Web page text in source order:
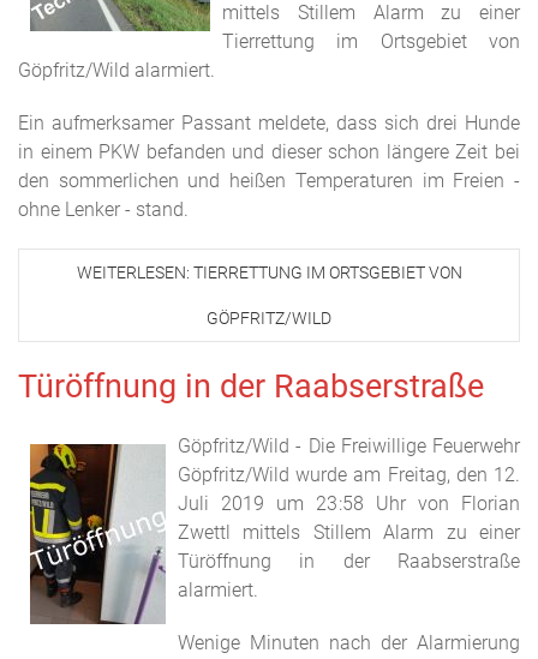
mittels Stillem Alarm zu einer
Tierrettung im Ortsgebiet von
Göpfritz/Wild alarmiert.
Ein aufmerksamer Passant meldete, dass sich drei Hunde
in einem PKW befanden und dieser schon längere Zeit bei
den sommerlichen und heißen Temperaturen im Freien -
ohne Lenker - stand.
WEITERLESEN: TIERRETTUNG IM ORTSGEBIET VON
GÖPFRITZ/WILD
Türöffnung in der Raabserstraße
Göpfritz/Wild - Die Freiwillige Feuerwehr
Göpfritz/Wild wurde am Freitag, den 12.
Juli 2019 um 23:58 Uhr von Florian
Zwettl mittels Stillem Alarm zu einer
Türöffnung in der Raabserstraße
alarmiert.
Wenige Minuten nach der Alarmierung